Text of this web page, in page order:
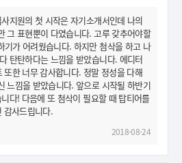
지원의 첫 시작은 자기소개서인데 나의
그 표현뿐이 다였습니다. 고루 갖추어야할
기가 어려웠습니다. 하지만 첨삭을 하고 나
탄탄하다는 느낌을 받았습니다. 에디터
한 너무 감사합니다. 정말 정성을 다해
느낌을 받았습니다. 앞으로 시작될 하반기
다! 다음에 또 첨삭이 필요할 때 탑티어를
감사드립니다.
2018-08-24